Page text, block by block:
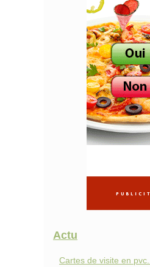
Actu
Cartes de visite en pvc...